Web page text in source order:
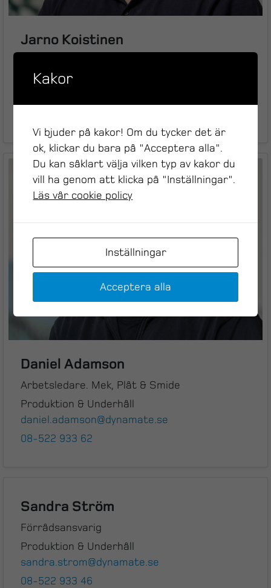
Jarno Koistinen
Produktion & Underhåll
Daniel Adamson
Arbetsledare. Mek, Plåt & Smide
Produktion & Underhåll
daniel.adamson@dynamate.se
08-522 933 62
Sandra Ström
Förrådsansvarig
Produktion & Underhåll
sandra.strom@dynamate.se
08-522 933 46
Kakor
Vi bjuder på kakor! Om du tycker det är
ok, klickar du bara på "Acceptera alla".
Du kan såklart välja vilken typ av kakor du
vill ha genom att klicka på "Inställningar".
Läs vår cookie policy
Inställningar
Acceptera alla